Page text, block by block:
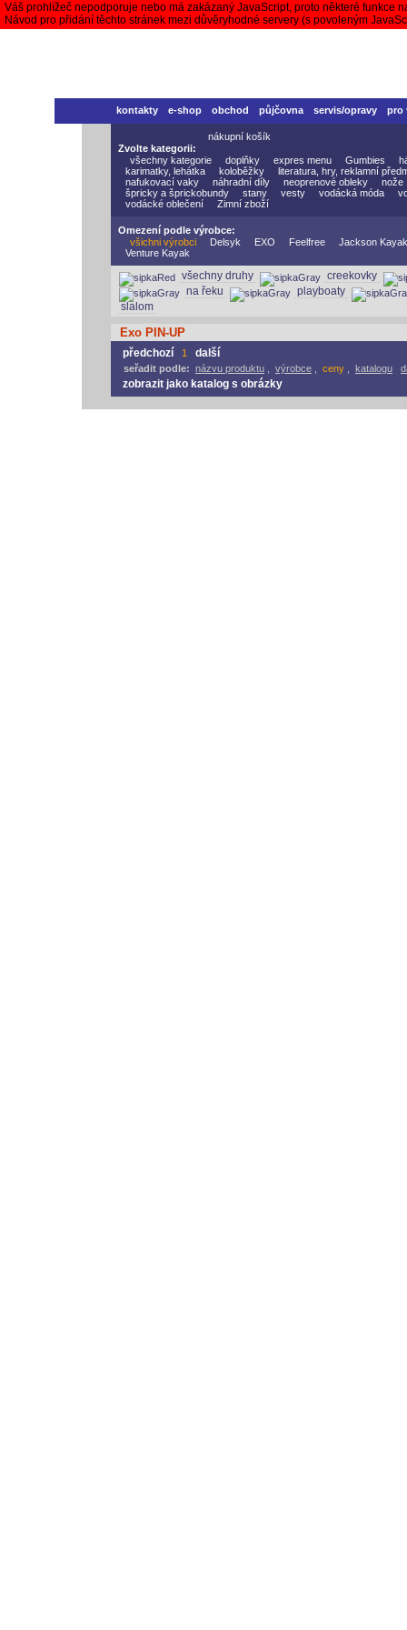
Váš prohlížeč nepodporuje nebo má zakázaný JavaScript, proto některé funkce
Návod pro přidání těchto stránek mezi důvěryhodné servery (s povoleným
kontakty e-shop obchod půjčovna servis/opravy pro
nákupní košík
Zvolte kategorii:
všechny kategorie
doplňky expres menu Gumbies
karimatky, lehátka
koloběžky
literatura, hry, reklamní
nafukovací vaky
náhradní díly neoprenové obleky
nože
špricky a šprickobundy
stany vesty vodácká móda
vodácké oblečení
Zimní zboží
Omezení podle výrobce:
všichni výrobci
Delsyk EXO Feelfree
Jackson
Venture Kayak
všechny druhy
creekovky
na řeku
playboaty
slalom
Exo PIN-UP
předchozí 1 další
seřadit podle: názvu produktu výrobce ceny katalogu
zobrazit jako katalog s obrázky